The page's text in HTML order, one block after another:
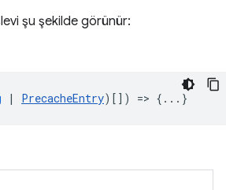
şu şekilde görünür:
| PrecacheEntry)[]) => {...}